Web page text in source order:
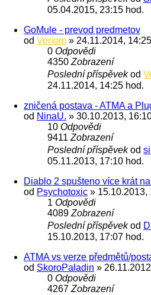
05.04.2015, 23:15 hod.
GoMule - prevod predmetov
od Venom » 24.11.2014,
0 Odpovědi
4350 Zobrazení
Poslední příspěvekod
24.11.2014, 14:25 hod.
zničená postava - ATMA a
od NinaU. » 30.10.2013,
10 Odpovědi
9411 Zobrazení
Poslední příspěvekod
05.11.2013, 17:10 hod.
Diablo 2 spušteno více krát
od Psychotoxic » 15.10.2013,
1 Odpovědi
4089 Zobrazení
Poslední příspěvekod
15.10.2013, 17:07 hod.
ATMA vs verze předmětů/
od SkoroPaladin »
0 Odpovědi
4267 Zobrazení